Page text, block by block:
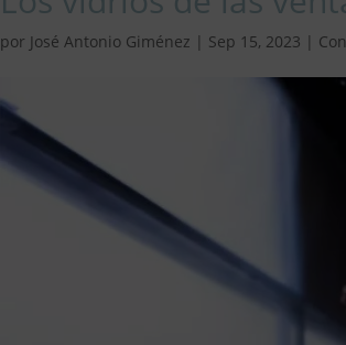
por José Antonio Giménez | Sep 15, 2023 |